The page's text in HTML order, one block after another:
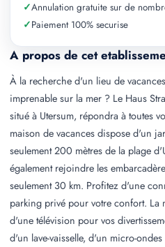
A propos de cet
À la recherche d'un lieu de
imprenable sur la mer ? Le Haus
situé à Utersum, répondra à toutes
maison de vacances dispose d'un
seulement 200 mètres de la plage
également rejoindre les
seulement 30 km. Profitez d'une
parking privé pour votre confort. La
d'une télévision pour vos
d'un lave-vaisselle, d'un micro-
✓Annulation gratuite sur de
✓Paiement 100% securise